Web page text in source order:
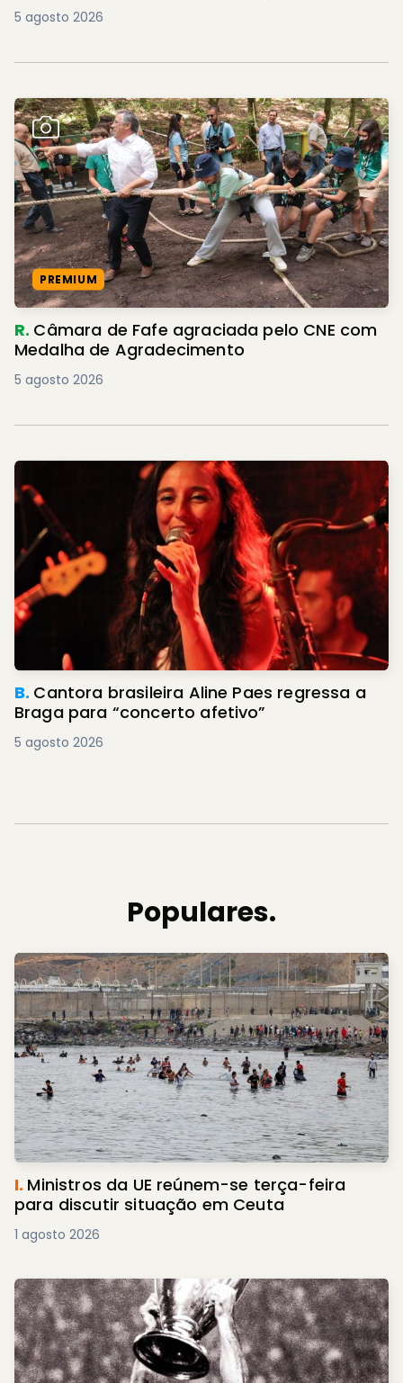
5 agosto 2026
PREMIUM
R. Câmara de Fafe agraciada pelo CNE com
Medalha de Agradecimento
5 agosto 2026
B. Cantora brasileira Aline Paes regressa a
Braga para “concerto afetivo”
5 agosto 2026
Populares.
I. Ministros da UE reúnem-se terça-feira
para discutir situação em Ceuta
1 agosto 2026